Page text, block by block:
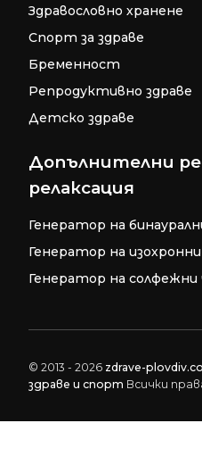
Здравословно хранене
Спорт за здраве
Бременност
Репродуктивно здраве
Детско здраве
Допълнителни
релаксация
Генератор на
Генератор на
Генератор на
© 2013 - 2026 zdrave-
здраве и спорт Всички